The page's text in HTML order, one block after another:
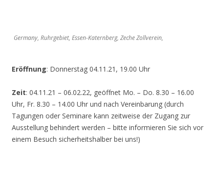
Germany, Ruhrgebiet, Essen-Katernberg, Zeche Zollverein,
Eröffnung: Donnerstag 04.11.21, 19.00 Uhr
Zeit: 04.11.21 – 06.02.22, geöffnet Mo. – Do. 8.30 – 16.00
Uhr, Fr. 8.30 – 14.00 Uhr und nach Vereinbarung (durch
Tagungen oder Seminare kann zeitweise der Zugang zur
Ausstellung behindert werden – bitte informieren Sie sich vor
einem Besuch sicherheitshalber bei uns!)